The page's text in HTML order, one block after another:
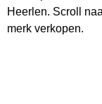
Heerlen. Scroll
merk verkopen.